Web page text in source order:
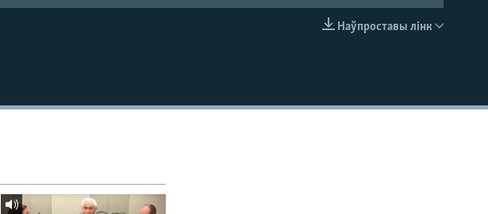
Наўпроставы лінк